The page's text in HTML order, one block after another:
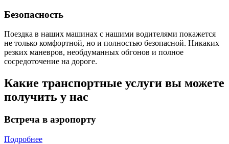
Безопасность
Поездка в наших машинах с нашими водителями покажется
не только комфортной, но и полностью безопасной. Никаких
резких маневров, необдуманных обгонов и полное
сосредоточение на дороге.
Какие транспортные услуги вы можете
получить у нас
Встреча в аэропорту
Подробнее